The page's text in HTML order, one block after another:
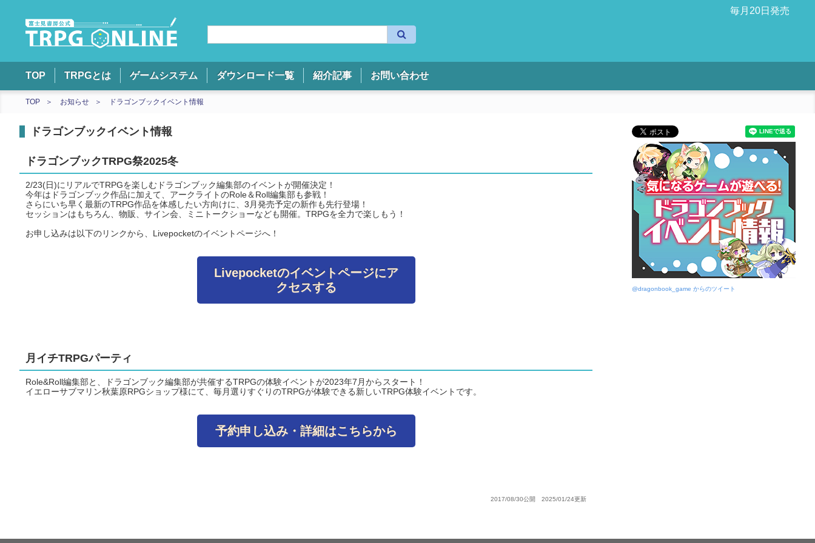
索
毎月20日発売
TOP TRPGとは ゲームシステム ダウンロード一覧 紹介記事 お問い合わせ
TOP お知らせ ドラゴンブックイベント情報
ドラゴンブックイベント情報
ドラゴンブックTRPG祭2025冬
2/23(日)にリアルでTRPGを楽しむドラゴンブック編集部のイベントが開催決定！
今年はドラゴンブック作品に加えて、アークライトのRole＆Roll編集部も参戦！
さらにいち早く最新のTRPG作品を体感したい方向けに、3月発売予定の新作も先行登場！
セッションはもちろん、物販、サイン会、ミニトークショーなども開催。TRPGを全力で楽しもう！
お申し込みは以下のリンクから、Livepocketのイベントページへ！
Livepocketのイベントページにア
クセスする
月イチTRPGパーティ
Role&Roll編集部と、ドラゴンブック編集部が共催するTRPGの体験イベントが2023年7月からスタート！
イエローサブマリン秋葉原RPGショップ様にて、毎月選りすぐりのTRPGが体験できる新しいTRPG体験イベントです。
予約申し込み・詳細はこちらから
2017/08/30公開 2025/01/24更新
@dragonbook_game からのツイート